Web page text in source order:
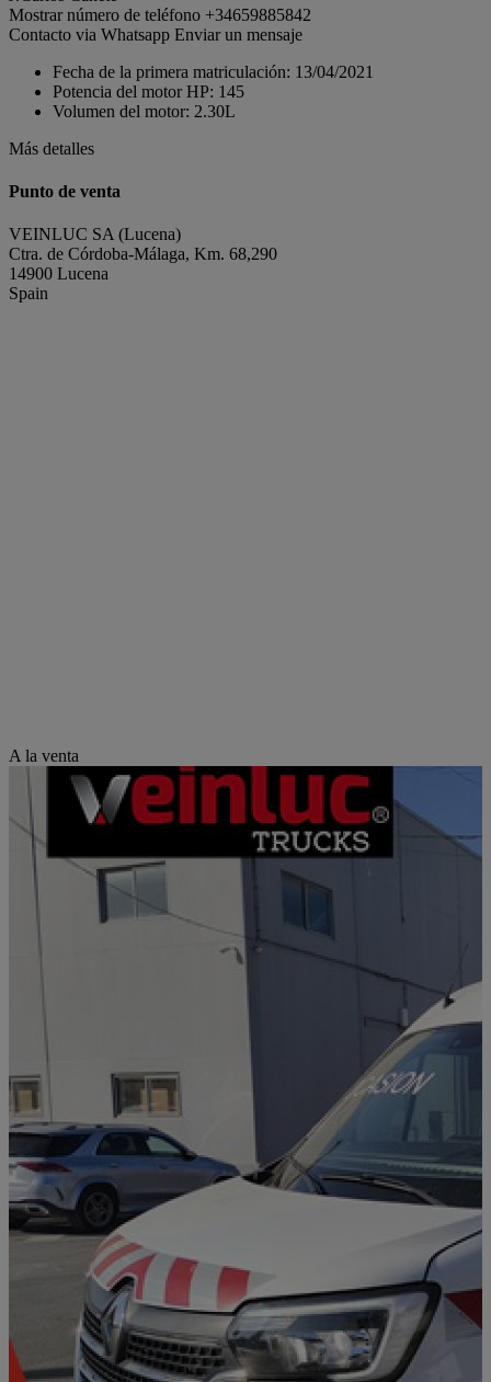
Mostrar número de teléfono +34659885842
Contacto via Whatsapp Enviar un mensaje
Fecha de la primera matriculación: 13/04/2021
Potencia del motor HP: 145
Volumen del motor: 2.30L
Más detalles
Punto de venta
VEINLUC SA (Lucena)
Ctra. de Córdoba-Málaga, Km. 68,290
14900 Lucena
Spain
A la venta